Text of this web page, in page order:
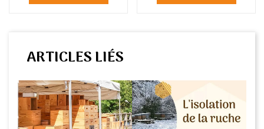
ARTICLES LIÉS